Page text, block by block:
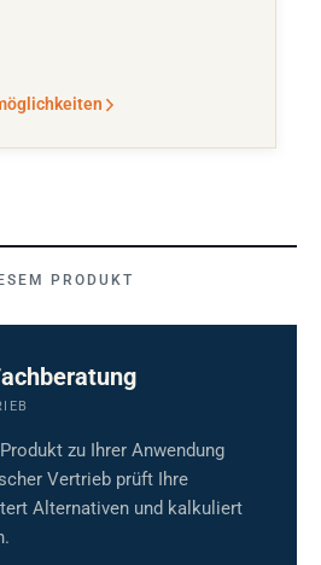
PRODUKT
zu Ihrer Anwendung
Vertrieb prüft Ihre
Alternativen und kalkuliert